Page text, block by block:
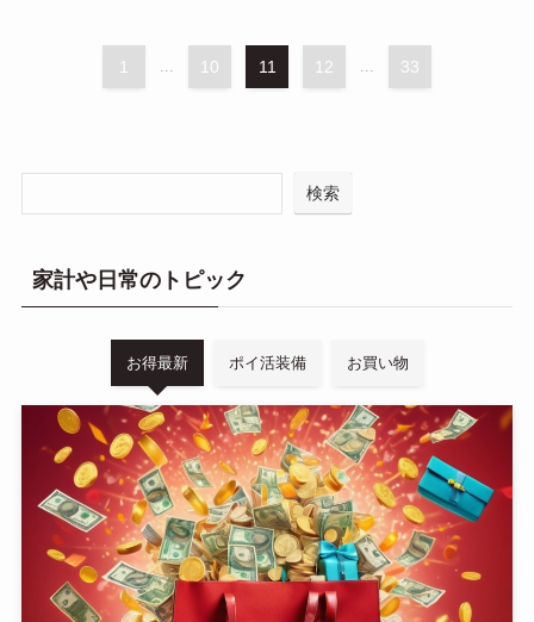
1 ... 10 11 12 ... 33
検索
家計や日常のトピック
お得最新 ポイ活装備 お買い物